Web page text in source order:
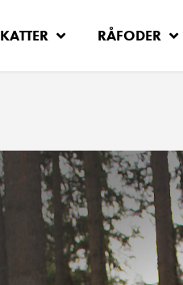
KATTER RÅFODER